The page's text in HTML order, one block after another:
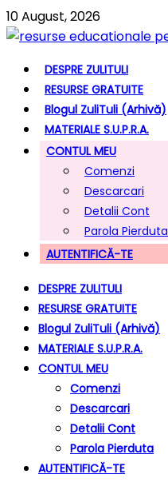
10 August, 2026
DESPRE ZULITULI
RESURSE GRATUITE
Blogul ZuliTuli (arhivă)
MATERIALE S.U.P.R.A.
CONTUL MEU
Comenzi
Descarcari
Detalii Cont
Parola Pierduta
AUTENTIFICĂ-TE
DESPRE ZULITULI
RESURSE GRATUITE
Blogul ZuliTuli (arhivă)
MATERIALE S.U.P.R.A.
CONTUL MEU
Comenzi
Descarcari
Detalii Cont
Parola Pierduta
AUTENTIFICĂ-TE